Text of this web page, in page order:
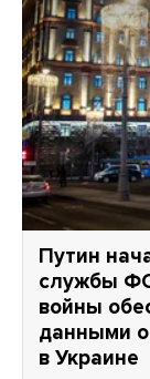
Путин
службы
войны
данными о
в Украине